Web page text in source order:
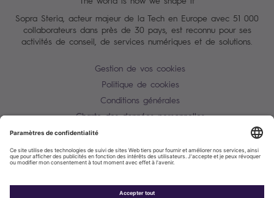
Sopra Steria, acteur majeur de la Tech en Europe avec 51 000
collaborateurs dans près de 30 pays, est reconnu pour ses
activités de conseil, de services numériques et de solutions.
Gestion de vos cookies
Politique de cookies
Conditions générales
Charte des données personnelles
Alerte Tentative d'escroquerie / usurpation d'identité
Plan du site
Contactez-nous